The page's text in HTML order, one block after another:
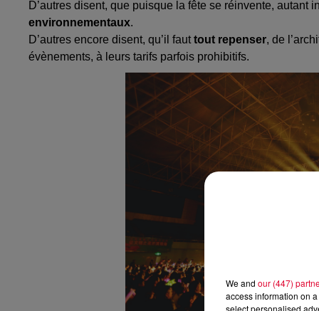
D’autres disent, que puisque la fête se réinvente, autant
environnementaux.
D’autres encore disent, qu’il fauttout repenser, de
évènements, à leurs tarifs parfois prohibitifs.
We and our (447)
access information on
select personalised